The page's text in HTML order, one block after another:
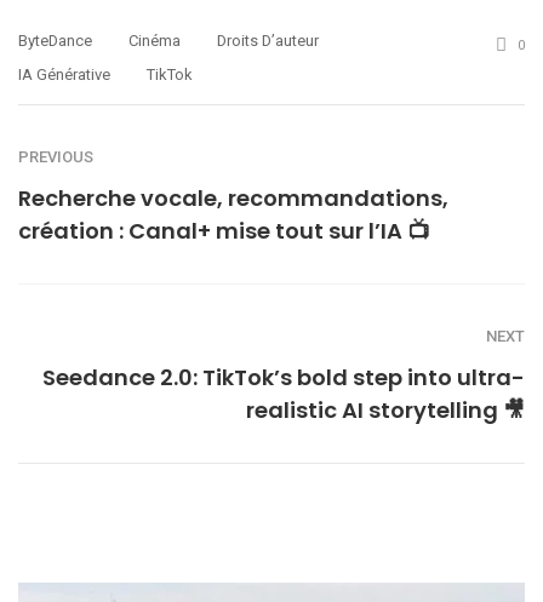
ByteDance Cinéma
Droits D’auteur
IA Générative
TikTok
0
PREVIOUS
Recherche vocale, recommandations,
création : Canal+ mise tout sur l’IA 📺
NEXT
Seedance 2.0: TikTok’s bold step into ultra-
realistic AI storytelling 🎥